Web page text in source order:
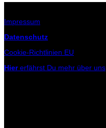
Impressum
Datenschutz
Cookie-Richtlinien EU
Hiererfährst Du mehr über uns